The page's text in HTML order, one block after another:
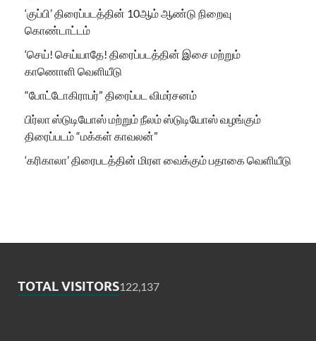
‘குப்பி’ திரைப்படத்தின் 10ஆம் ஆண்டு நிறைவு
கொண்டாட்டம்
‘செய்! செய்யாதே! திரைப்படத்தின் இசை மற்றும்
காணொளி வெளியீடு
“போட்டோகிராபர்” திரைப்பட விமர்சனம்
பிர்லா ஸ்டுடியோஸ் மற்றும் நீலம் ஸ்டுடியோஸ் வழங்கும்
திரைப்படம் “மக்கள் காவலன்”
‘கரிகாலா’ திரைபடத்தின் மிரள வைக்கும் பதாகை வெளியீடு
TOTAL VISITORS122,137